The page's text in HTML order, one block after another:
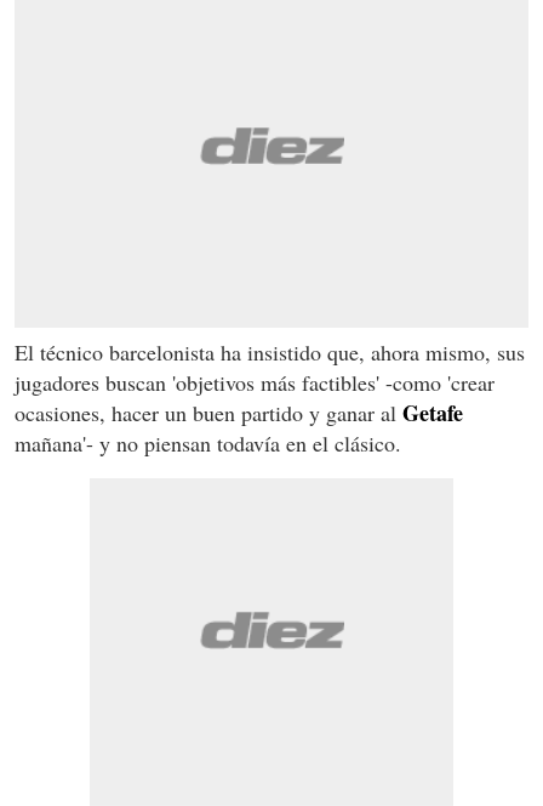
El técnico barcelonista ha insistido que, ahora mismo, sus
jugadores buscan 'objetivos más factibles' -como 'crear
ocasiones, hacer un buen partido y ganar al Getafe
mañana'- y no piensan todavía en el clásico.